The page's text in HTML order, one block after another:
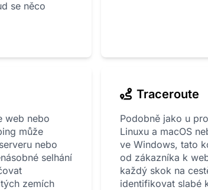
se něco
web nebo
může
nebo
selhání
zemích
Traceroute
Podobně jako u
Linuxu a macOS
ve Windows, tato
od zákazníka k
každý skok na
identifikovat slabé